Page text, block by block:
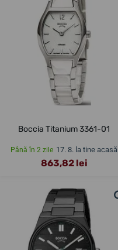
Boccia Titanium 3361-01
Până în 2 zile 17. 8. la tine acasă
863,82 lei